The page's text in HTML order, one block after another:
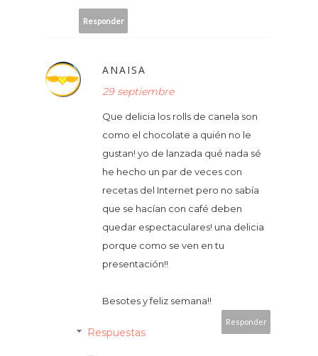
Responder
ANAISA
29 septiembre
Que delicia los rolls de canela son
como el chocolate a quién no le
gustan! yo de lanzada qué nada sé
he hecho un par de veces con
recetas del Internet pero no sabía
que se hacían con café deben
quedar espectaculares! una delicia
porque como se ven en tu
presentación!!
Besotes y feliz semana!!
Responder
Respuestas